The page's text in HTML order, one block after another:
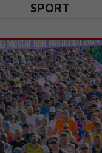
SPORT